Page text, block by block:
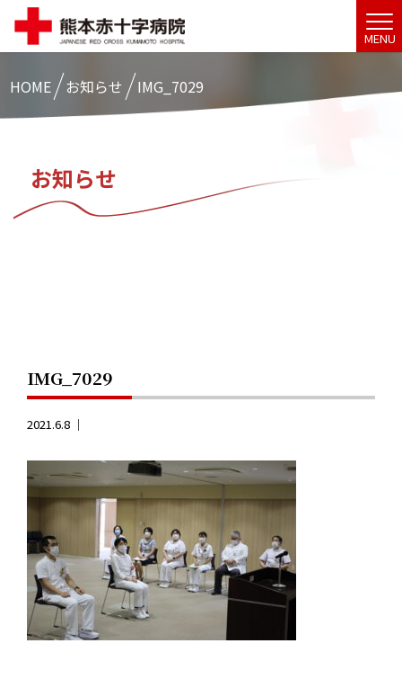
MENU
HOME お知らせ IMG_7029
お知らせ
IMG_7029
2021.6.8 ｜